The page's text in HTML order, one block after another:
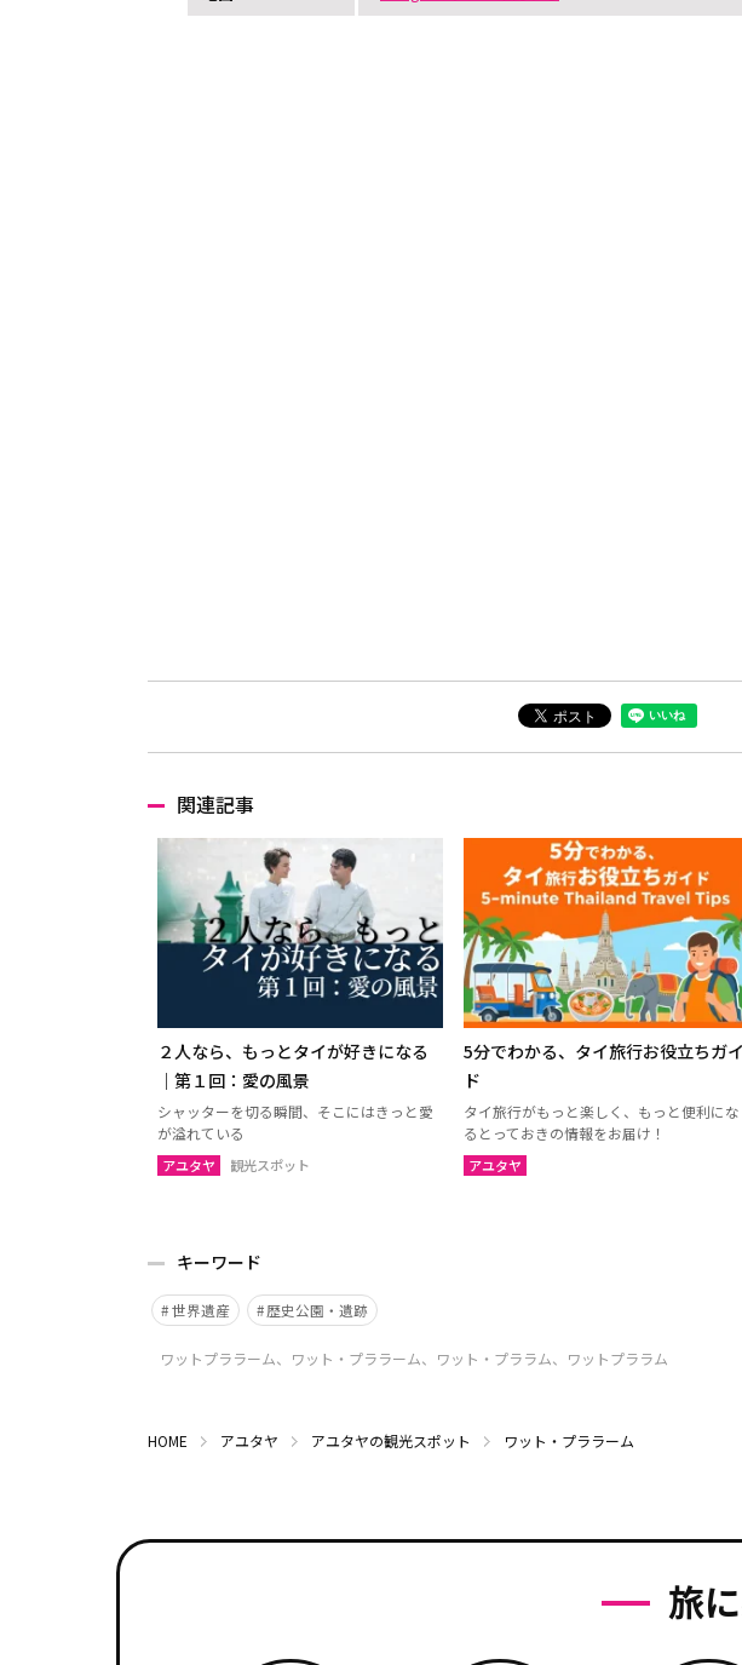
関連記事
２人なら、もっとタイが好きになる
｜第１回：愛の風景
シャッターを切る瞬間、そこにはきっと愛
が溢れている
アユタヤ 観光スポット
5分でわかる、タイ旅行お役立ちガイ
ド
タイ旅行がもっと楽しく、もっと便利にな
るとっておきの情報をお届け！
アユタヤ
キーワード
世界遺産 歴史公園・遺跡
ワットプララーム、ワット・プララーム、ワット・プララム、ワットプララム
HOME アユタヤ アユタヤの観光スポット ワット・プララーム
旅